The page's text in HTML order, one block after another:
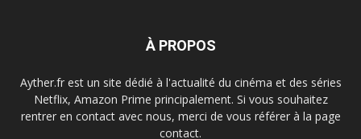
À PROPOS
Ayther.fr est un site dédié à l'actualité du cinéma et des séries
Netflix, Amazon Prime principalement. Si vous souhaitez
rentrer en contact avec nous, merci de vous référer à la page
contact.